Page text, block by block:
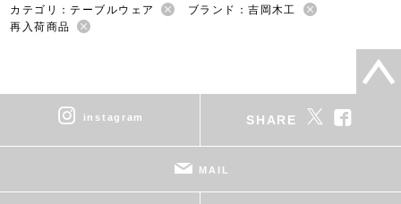
カテゴリ：テーブルウェア
ブランド：吉岡木工
再入荷商品
instagram SHARE
MAIL